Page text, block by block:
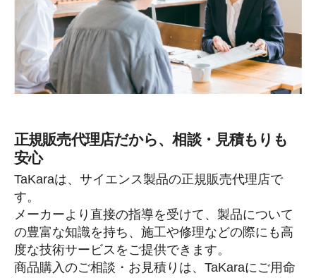
正規販売代理店だから、相談・見積もりも
安心
TaKaraは、サイエンス製品の正規販売代理店で
す。
メーカーより直接の指導を受けて、製品について
の豊富な知識を持ち、施工や修理などの際にも高
度な技術サービスをご提供できます。
商品購入のご相談・お見積りは、TaKaraにご用命